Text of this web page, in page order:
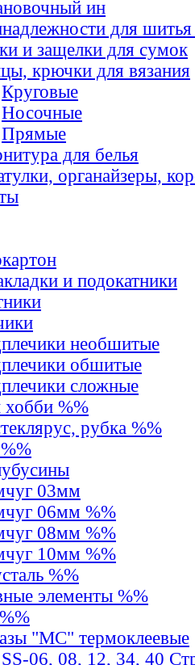
ин
для шитья
и защелки для сумок
крючки для вязания
Круговые
Носочные
Прямые
для белья
органайзеры,
и подокатники
необшитые
обшитые
сложные
хобби %%
рубка %%
03мм
06мм %%
08мм %%
10мм %%
%%
элементы %%
"MС" термоклеевые
SS-06, 08, 12, 34, 40